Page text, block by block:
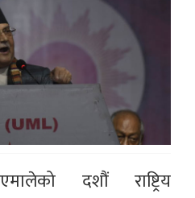
दशौं राष्ट्रिय